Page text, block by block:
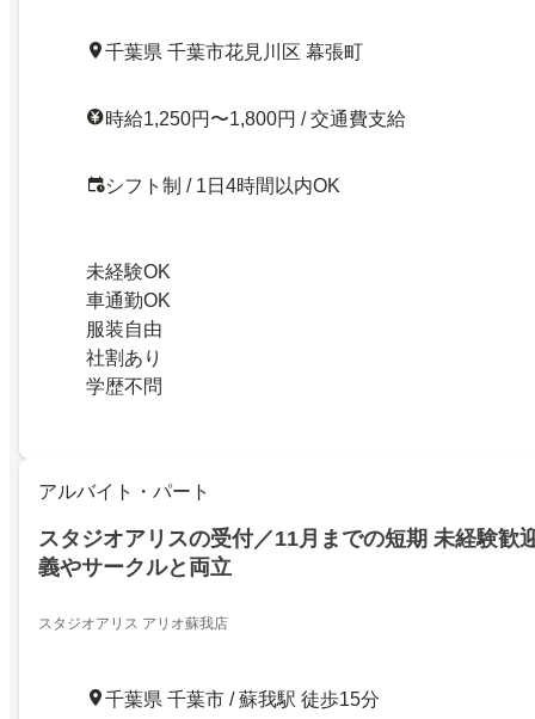
千葉県 千葉市花見川区 幕張町
時給1,250円〜1,800円 / 交通費支給
シフト制 / 1日4時間以内OK
未経験OK
車通勤OK
服装自由
社割あり
学歴不問
アルバイト・パート
スタジオアリスの受付／11月までの短期 未経験歓
義やサークルと両立
スタジオアリス アリオ蘇我店
千葉県 千葉市 / 蘇我駅 徒歩15分